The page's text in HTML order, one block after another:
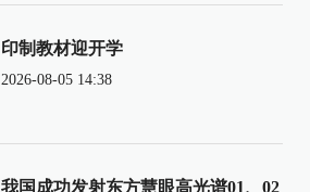
印制教材迎开学
2026-08-05 14:38
我国成功发射东方慧眼高光谱01、02